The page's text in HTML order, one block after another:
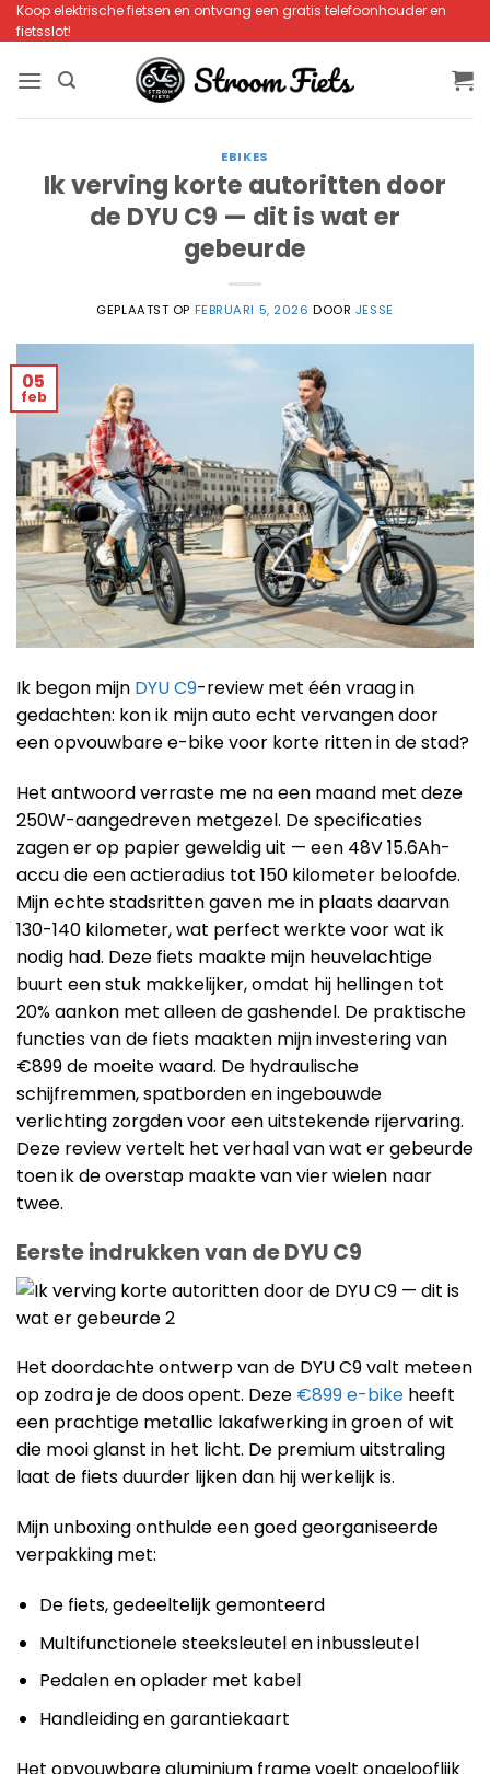
Ga
naar
inhoud
Koop elektrische fietsen en ontvang een gratis telefoonhouder en
fietsslot!
EBIKES
Ik verving korte autoritten door
de DYU C9 — dit is wat er
gebeurde
GEPLAATST OP FEBRUARI 5, 2026 DOOR JESSE
05
feb
Ik begon mijn DYU C9-review met één vraag in
gedachten: kon ik mijn auto echt vervangen door
een opvouwbare e-bike voor korte ritten in de stad?
Het antwoord verraste me na een maand met deze
250W-aangedreven metgezel. De specificaties
zagen er op papier geweldig uit — een 48V 15.6Ah-
accu die een actieradius tot 150 kilometer beloofde.
Mijn echte stadsritten gaven me in plaats daarvan
130-140 kilometer, wat perfect werkte voor wat ik
nodig had. Deze fiets maakte mijn heuvelachtige
buurt een stuk makkelijker, omdat hij hellingen tot
20% aankon met alleen de gashendel. De praktische
functies van de fiets maakten mijn investering van
€899 de moeite waard. De hydraulische
schijfremmen, spatborden en ingebouwde
verlichting zorgden voor een uitstekende rijervaring.
Deze review vertelt het verhaal van wat er gebeurde
toen ik de overstap maakte van vier wielen naar
twee.
Eerste indrukken van de DYU C9
Het doordachte ontwerp van de DYU C9 valt meteen
op zodra je de doos opent. Deze €899 e-bike heeft
een prachtige metallic lakafwerking in groen of wit
die mooi glanst in het licht. De premium uitstraling
laat de fiets duurder lijken dan hij werkelijk is.
Mijn unboxing onthulde een goed georganiseerde
verpakking met:
De fiets, gedeeltelijk gemonteerd
Multifunctionele steeksleutel en inbussleutel
Pedalen en oplader met kabel
Handleiding en garantiekaart
Het opvouwbare aluminium frame voelt ongelooflijk